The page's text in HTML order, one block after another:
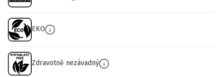
EKO
Zdravotně nezávadný